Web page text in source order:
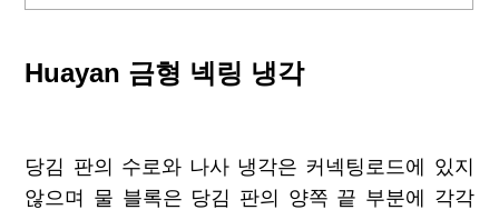
Huayan 금형 넥링 냉각
당김 판의 수로와 나사 냉각은 커넥팅로드에 있지
않으며 물 블록은 당김 판의 양쪽 끝 부분에 각각